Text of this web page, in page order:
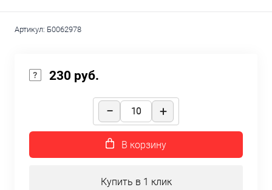
Артикул: Б0062978
230 руб.
В корзину
Купить в 1 клик